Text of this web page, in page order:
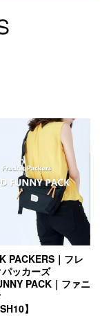
PACKERS｜フレ
パッカーズ
PACK｜ファニ
】